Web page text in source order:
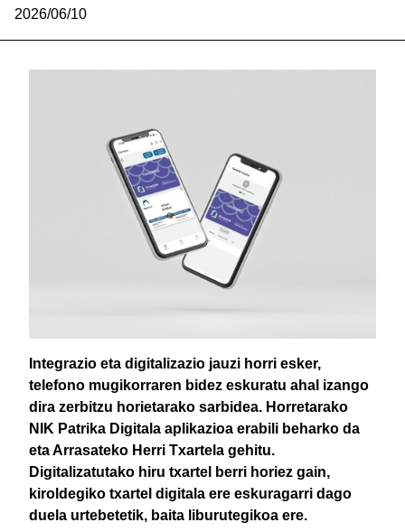
2026/06/10
Integrazio eta digitalizazio jauzi horri esker,
telefono mugikorraren bidez eskuratu ahal izango
dira zerbitzu horietarako sarbidea. Horretarako
NIK Patrika Digitala aplikazioa erabili beharko da
eta Arrasateko Herri Txartela gehitu.
Digitalizatutako hiru txartel berri horiez gain,
kiroldegiko txartel digitala ere eskuragarri dago
duela urtebetetik, baita liburutegikoa ere.